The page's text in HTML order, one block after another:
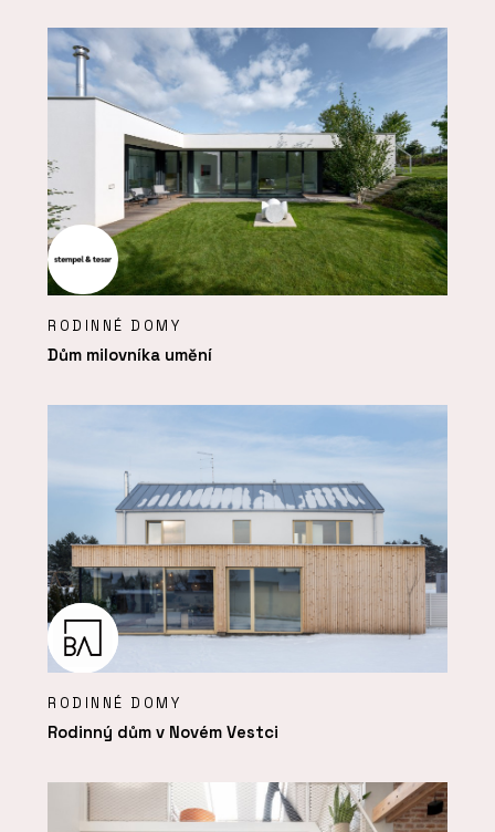
RODINNÉ DOMY
Dům milovníka umění
RODINNÉ DOMY
Rodinný dům v Novém Vestci